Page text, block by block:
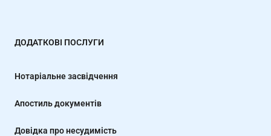
ДОДАТКОВІ ПОСЛУГИ
Нотаріальне засвідчення
Апостиль документів
Довідка про несудимість